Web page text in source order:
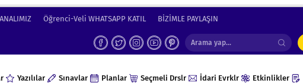
Öğrenci-Veli WHATSAPP KATIL BİZİMLE PAYLAŞIN
Yazılılar Sınavlar Planlar Seçmeli Drslr İdari Evrklr Etkinlikler